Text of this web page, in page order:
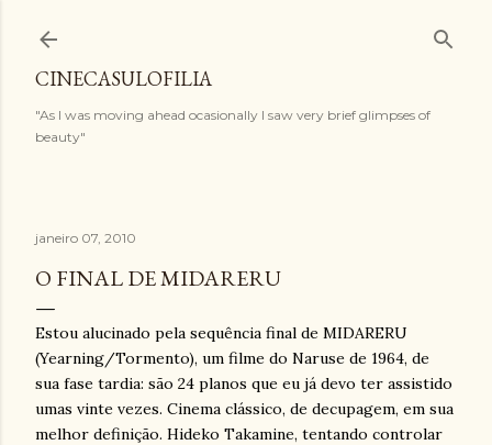
CINECASULOFILIA
"As I was moving ahead ocasionally I saw very brief glimpses of
beauty"
janeiro 07, 2010
O FINAL DE MIDARERU
Estou alucinado pela sequência final de MIDARERU
(Yearning/Tormento), um filme do Naruse de 1964, de
sua fase tardia: são 24 planos que eu já devo ter assistido
umas vinte vezes. Cinema clássico, de decupagem, em sua
melhor definição. Hideko Takamine, tentando controlar